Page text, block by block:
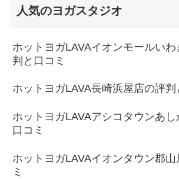
人気のヨガスタジオ
ホットヨガLAVAイオンモールい
判と口コミ
ホットヨガLAVA長崎浜屋店の評判
ホットヨガLAVAアシコタウンあし
口コミ
ホットヨガLAVAイオンタウン郡山
ミ